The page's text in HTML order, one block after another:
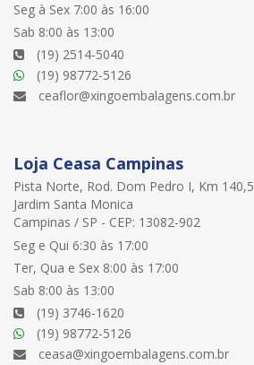
Seg à Sex 7:00 às 16:00
Sab 8:00 às 13:00
(19) 2514-5040
(19) 98772-5126
ceaflor@xingoembalagens.com.br
Loja Ceasa Campinas
Pista Norte, Rod. Dom Pedro I, Km 140,5
Jardim Santa Monica
Campinas / SP - CEP: 13082-902
Seg e Qui 6:30 às 17:00
Ter, Qua e Sex 8:00 às 17:00
Sab 8:00 às 13:00
(19) 3746-1620
(19) 98772-5126
ceasa@xingoembalagens.com.br